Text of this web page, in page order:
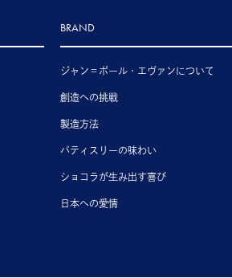
BRAND
ジャン＝ポール・エヴァンについて
創造への挑戦
製造方法
パティスリーの味わい
ショコラが生み出す喜び
日本への愛情